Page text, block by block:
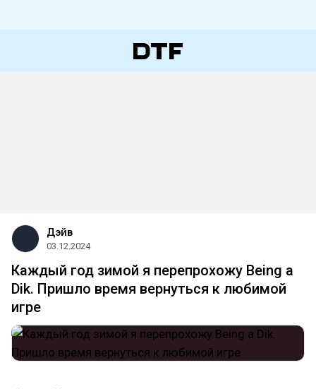
Дэйв
03.12.2024
Каждый год зимой я перепрохожу Being a
Dik. Пришло время вернуться к любимой
игре